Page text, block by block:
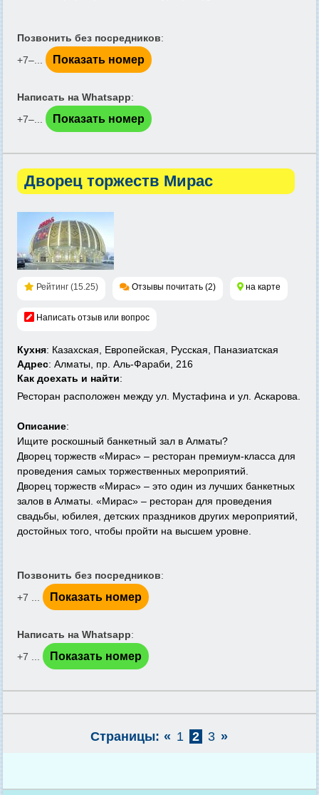
Позвонить без посредников:
+7‒...
Показать номер
Написать на Whatsapp:
+7‒...
Показать номер
Дворец торжеств Мирас
Рейтинг (15.25) Отзывы почитать (2) на карте
Написать отзыв или вопрос
Кухня: Казахская, Европейская, Русская, Паназиатская
Адрес: Алматы, пр. Аль-Фараби, 216
Как доехать и найти:
Ресторан расположен между ул. Мустафина и ул. Аскарова.
Описание:
Ищите роскошный банкетный зал в Алматы?
Дворец торжеств «Мирас» – ресторан премиум-класса для
проведения самых торжественных мероприятий.
Дворец торжеств «Мирас» – это один из лучших банкетных
залов в Алматы. «Мирас» – ресторан для проведения
свадьбы, юбилея, детских праздников других мероприятий,
достойных того, чтобы пройти на высшем уровне.
Позвонить без посредников:
+7 ...
Показать номер
Написать на Whatsapp:
+7 ...
Показать номер
Страницы: « 1 2 3 »